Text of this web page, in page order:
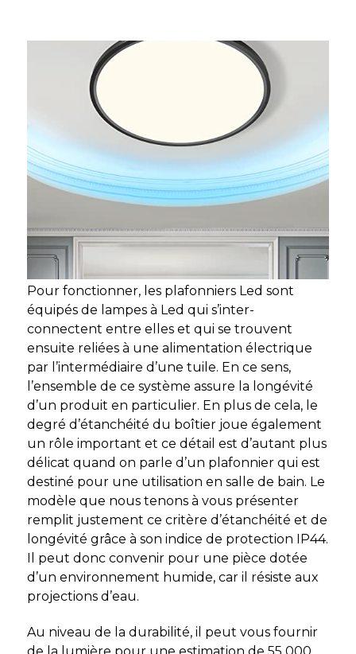
Pour fonctionner, les plafonniers Led sont
équipés de lampes à Led qui s’inter-
connectent entre elles et qui se trouvent
ensuite reliées à une alimentation électrique
par l’intermédiaire d’une tuile. En ce sens,
l’ensemble de ce système assure la longévité
d’un produit en particulier. En plus de cela, le
degré d’étanchéité du boîtier joue également
un rôle important et ce détail est d’autant plus
délicat quand on parle d’un plafonnier qui est
destiné pour une utilisation en salle de bain. Le
modèle que nous tenons à vous présenter
remplit justement ce critère d’étanchéité et de
longévité grâce à son indice de protection IP44.
Il peut donc convenir pour une pièce dotée
d’un environnement humide, car il résiste aux
projections d’eau.
Au niveau de la durabilité, il peut vous fournir